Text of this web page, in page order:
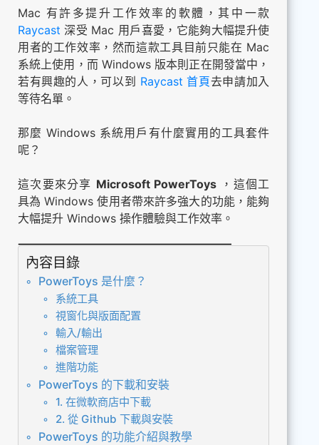
Mac 有許多提升工作效率的軟體，其中一款
Raycast 深受 Mac 用戶喜愛，它能夠大幅提升使
用者的工作效率，然而這款工具目前只能在 Mac
系統上使用，而 Windows 版本則正在開發當中，
若有興趣的人，可以到 Raycast 首頁去申請加入
等待名單。
那麼 Windows 系統用戶有什麼實用的工具套件
呢？
這次要來分享 Microsoft PowerToys ，這個工
具為 Windows 使用者帶來許多強大的功能，能夠
大幅提升 Windows 操作體驗與工作效率。
內容目錄
PowerToys 是什麼？
系統工具
視窗化與版面配置
輸入/輸出
檔案管理
進階功能
PowerToys 的下載和安裝
1. 在微軟商店中下載
2. 從 Github 下載與安裝
PowerToys 的功能介紹與教學